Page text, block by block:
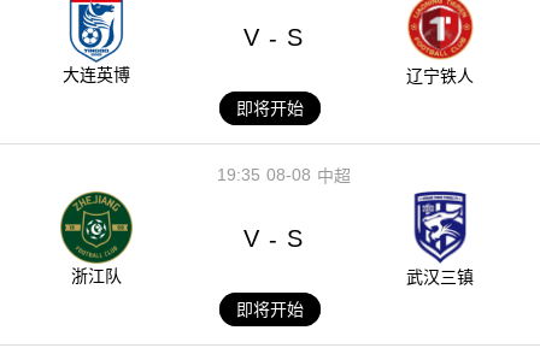
大连英博
V - S
辽宁铁人
即将开始
08-08
19:35 中超
浙江队
V - S
武汉三镇
即将开始